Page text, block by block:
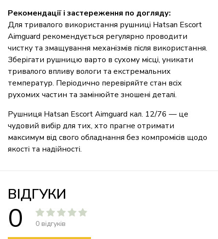
Рекомендації і застереження по догляду:
Для тривалого використання рушниці Hatsan Escort
Aimguard рекомендується регулярно проводити
чистку та змащування механізмів після використання.
Зберігати рушницю варто в сухому місці, уникати
тривалого впливу вологи та екстремальних
температур. Періодично перевіряйте стан всіх
рухомих частин та замінюйте зношені деталі.
Рушниця Hatsan Escort Aimguard кал. 12/76 — це
чудовий вибір для тих, хто прагне отримати
максимум від свого обладнання без компромісів щодо
якості та надійності.
ВІДГУКИ
0 0 відгуків